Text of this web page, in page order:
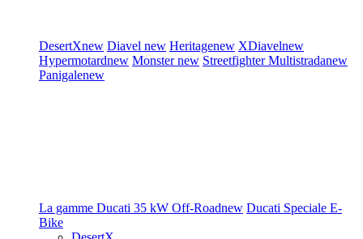
DesertXnew Diavel new Heritagenew XDiavelnew
Hypermotardnew Monsternew StreetfighterMultistradanew
Panigalenew
La gamme Ducati 35 kW Off-Roadnew Ducati Speciale E-
Bike